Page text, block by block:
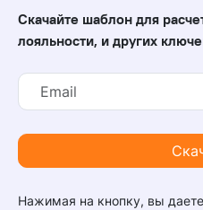
Скачайте шаблон для
лояльности, и других
Нажимая на кнопку, вы даете